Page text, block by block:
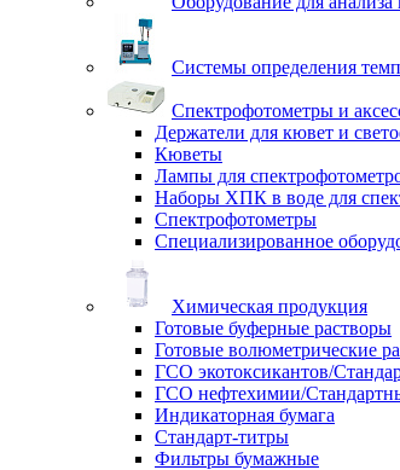
Системы определения
Спектрофотометры и
Держатели для кювет и
Кюветы
Лампы для
Наборы ХПК в воде для
Спектрофотометры
Специализированное
Химическая продукция
Готовые буферные растворы
Готовые волюметрические
ГСО экотоксикантов/
ГСО нефтехимии/
Индикаторная бумага
Стандарт-титры
Фильтры бумажные